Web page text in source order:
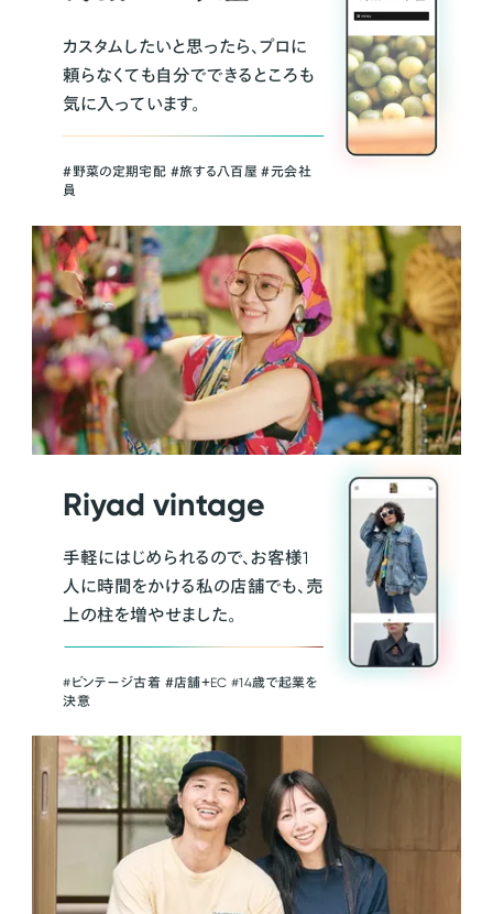
カスタムしたいと思ったら、プロに
頼らなくても自分でできるところも
気に入っています。
＃野菜の定期宅配 ＃旅する八百屋 ＃元会社
員
Riyad vintage
手軽にはじめられるので、お客様1
人に時間をかける私の店舗でも、売
上の柱を増やせました。
#ビンテージ古着 ＃店舗＋EC #14歳で起業を
決意